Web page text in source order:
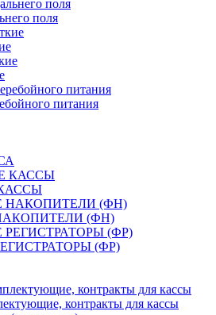
поля
питания
(ФН)
(ФР)
контракты для кассы